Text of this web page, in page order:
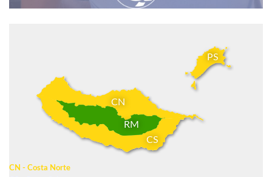
CN
CS
PS
RM
CN - Costa Norte